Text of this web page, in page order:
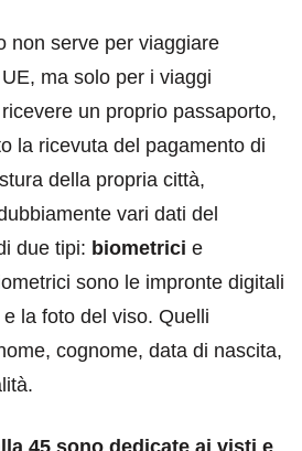
non serve per viaggiare
ma solo per i viaggi
un proprio passaporto,
la ricevuta del pagamento di
della propria città,
vari dati del
due tipi: biometrici e
sono le impronte digitali
la foto del viso. Quelli
cognome, data di nascita,